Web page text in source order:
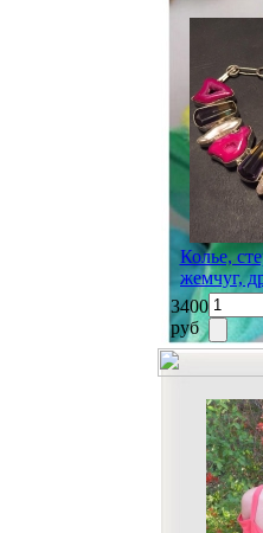
Колье,
жемчуг,
3400
руб